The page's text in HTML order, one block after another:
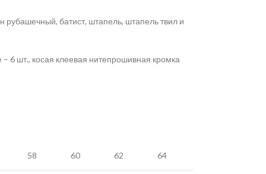
рубашечный, батист, штапель, штапель твил и
6 шт., косая клеевая нитепрошивная кромка
58 60 62 64